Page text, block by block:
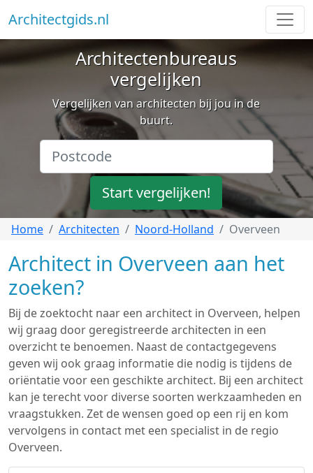
Architectgids.nl
Architectenbureaus
vergelijken
Vergelijken van architecten bij jou in de
buurt.
Start vergelijken!
Home Architecten Noord-Holland Overveen
Architect in Overveen aan het
zoeken?
Bij de zoektocht naar een architect in Overveen, helpen
wij graag door geregistreerde architecten in een
overzicht te benoemen. Naast de contactgegevens
geven wij ook graag informatie die nodig is tijdens de
oriëntatie voor een geschikte architect. Bij een architect
kan je terecht voor diverse soorten werkzaamheden en
vraagstukken. Zet de wensen goed op een rij en kom
vervolgens in contact met een specialist in de regio
Overveen.